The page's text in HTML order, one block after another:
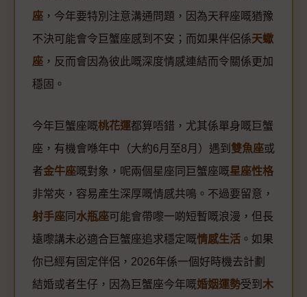
座 ，今年要特別注意溝通問題，因為天秤座嘅猶豫
不決可能會令巨蟹座感到不安；而如果伴侶係天蠍
座 ，反而會因為彼此嘅深度情感連結而令關係更加
穩固。
今年巨蟹座嘅桃花運都算唔錯，尤其係單身嘅巨蟹
座，有機會喺年中（大約6月至8月）遇到 雙魚座或
者金牛座嘅對象，呢兩個星座同巨蟹座嘅星座性格
非常夾，容易產生深厚嘅情感共鳴。不過要留意，
射手座 同 水瓶座可能會帶嚟一啲短暫嘅浪漫，但長
遠嚟講未必適合巨蟹座追求穩定嘅情感生活 。如果
你已經有固定伴侶，2026年係一個好時機去計劃
結婚或者生仔，因為巨蟹座今年嘅婚姻運勢受到 木